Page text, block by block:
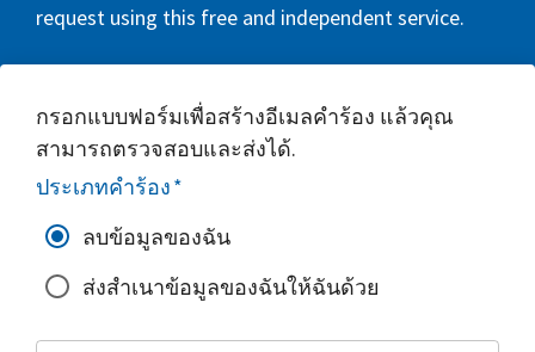
request using this free and independent service.
กรอกแบบฟอร์มเพื่อสร้างอีเมลคำร้อง แล้วคุณ
สามารถตรวจสอบและส่งได้.
ประเภทคำร้อง*
ลบข้อมูลของฉัน
ส่งสำเนาข้อมูลของฉันให้ฉันด้วย